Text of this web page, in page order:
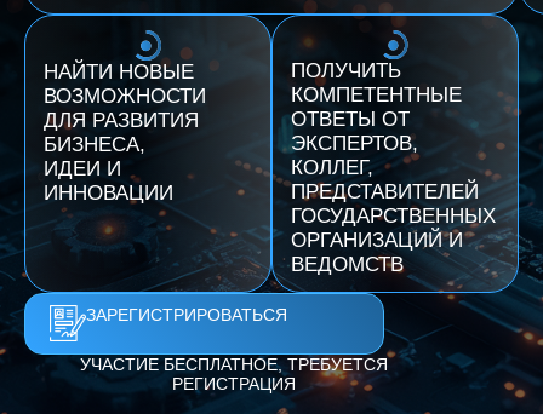
НАЙТИ НОВЫЕ
ВОЗМОЖНОСТИ
ДЛЯ РАЗВИТИЯ
БИЗНЕСА,
ИДЕИ И
ИННОВАЦИИ
ПОЛУЧИТЬ
КОМПЕТЕНТНЫЕ
ОТВЕТЫ ОТ
ЭКСПЕРТОВ,
КОЛЛЕГ,
ПРЕДСТАВИТЕЛЕЙ
ГОСУДАРСТВЕННЫХ
ОРГАНИЗАЦИЙ И
ВЕДОМСТВ
ЗАРЕГИСТРИРОВАТЬСЯ
УЧАСТИЕ БЕСПЛАТНОЕ, ТРЕБУЕТСЯ
РЕГИСТРАЦИЯ